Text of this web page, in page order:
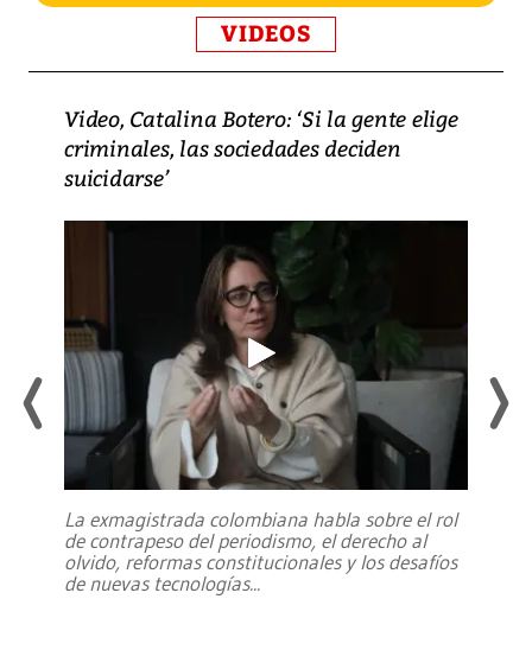
VIDEOS
Video, Catalina Botero: ‘Si la gente elige
criminales, las sociedades deciden
suicidarse’
La exmagistrada colombiana habla sobre el rol
de contrapeso del periodismo, el derecho al
olvido, reformas constitucionales y los desafíos
de nuevas tecnologías...